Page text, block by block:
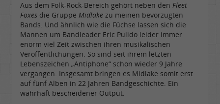
Aus dem Folk-Rock-Bereich gehört neben den Fleet
Foxes die Gruppe Midlake zu meinen bevorzugten
Bands. Und ähnlich wie die Füchse lassen sich die
Mannen um Bandleader Eric Pulido leider immer
enorm viel Zeit zwischen ihren musikalischen
Veröffentlichungen. So sind seit ihrem letzten
Lebenszeichen „Antiphone“ schon wieder 9 Jahre
vergangen. Insgesamt bringen es Midlake somit erst
auf fünf Alben in 22 Jahren Bandgeschichte. Ein
wahrhaft bescheidener Output.